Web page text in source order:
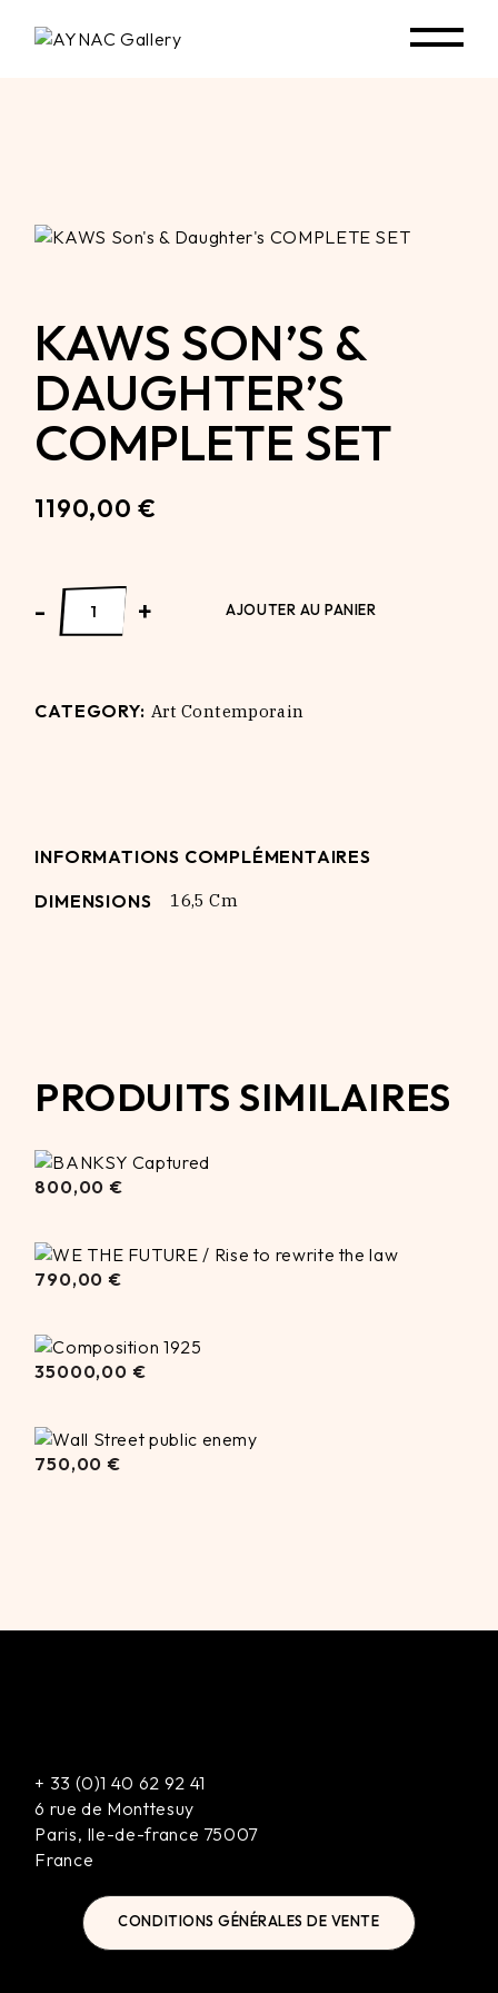
KAWS SON’S &
DAUGHTER’S
COMPLETE SET
1190,00 €
KAWS Son's & Daughter's COMPLETE SET quantity
- + AJOUTER AU PANIER
CATEGORY: Art Contemporain
INFORMATIONS COMPLÉMENTAIRES
DIMENSIONS
16,5 Cm
PRODUITS SIMILAIRES
800,00 €
790,00
790,00 €
35000,00
35000,00 €
750,00
750,00 €
+ 33 (0)1 40 62 92 41
6 rue de Monttesuy
Paris, Ile-de-france 75007
France
CONDITIONS GÉNÉRALES DE VENTE